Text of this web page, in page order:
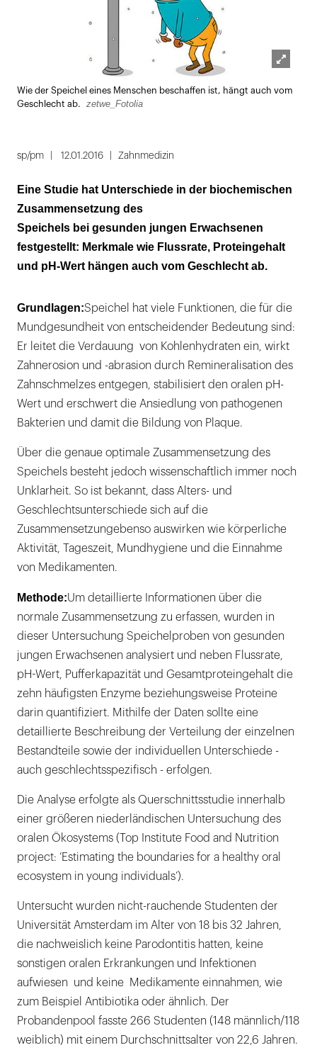
öffnen
Wie der Speichel eines Menschen beschaffen ist, hängt auch vom
Geschlecht ab.
zetwe_Fotolia
sp/pm 12.01.2016 Zahnmedizin
Eine Studie hat Unterschiede in der biochemischen
Zusammensetzung des
Speichels bei gesunden jungen Erwachsenen
festgestellt: Merkmale wie Flussrate, Proteingehalt
und pH-Wert hängen auch vom Geschlecht ab.
Grundlagen:Speichel hat viele Funktionen, die für die
Mundgesundheit von entscheidender Bedeutung sind:
Er leitet die Verdauung von Kohlenhydraten ein, wirkt
Zahnerosion und -abrasion durch Remineralisation des
Zahnschmelzes entgegen, stabilisiert den oralen pH-
Wert und erschwert die Ansiedlung von pathogenen
Bakterien und damit die Bildung von Plaque.
Über die genaue optimale Zusammensetzung des
Speichels besteht jedoch wissenschaftlich immer noch
Unklarheit. So ist bekannt, dass Alters- und
Geschlechtsunterschiede sich auf die
Zusammensetzungebenso auswirken wie körperliche
Aktivität, Tageszeit, Mundhygiene und die Einnahme
von Medikamenten.
Methode:Um detaillierte Informationen über die
normale Zusammensetzung zu erfassen, wurden in
dieser Untersuchung Speichelproben von gesunden
jungen Erwachsenen analysiert und neben Flussrate,
pH-Wert, Pufferkapazität und Gesamtproteingehalt die
zehn häufigsten Enzyme beziehungsweise Proteine
darin quantifiziert. Mithilfe der Daten sollte eine
detaillierte Beschreibung der Verteilung der einzelnen
Bestandteile sowie der individuellen Unterschiede -
auch geschlechtsspezifisch - erfolgen.
Die Analyse erfolgte als Querschnittsstudie innerhalb
einer größeren niederländischen Untersuchung des
oralen Ökosystems (Top Institute Food and Nutrition
project: ‘Estimating the boundaries for a healthy oral
ecosystem in young individuals’).
Untersucht wurden nicht-rauchende Studenten der
Universität Amsterdam im Alter von 18 bis 32 Jahren,
die nachweislich keine Parodontitis hatten, keine
sonstigen oralen Erkrankungen und Infektionen
aufwiesen und keine Medikamente einnahmen, wie
zum Beispiel Antibiotika oder ähnlich. Der
Probandenpool fasste 266 Studenten (148 männlich/118
weiblich) mit einem Durchschnittsalter von 22,6 Jahren.